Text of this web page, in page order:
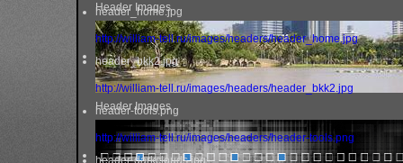
Header Images
Header Images
header_home.jpg
http://william-tell.ru/images/headers/header_home.jpg
header_bkk2.jpg
http://william-tell.ru/images/headers/header_bkk2.jpg
header-tools.png
http://william-tell.ru/images/headers/header-tools.png
header-darkclouds.jpg